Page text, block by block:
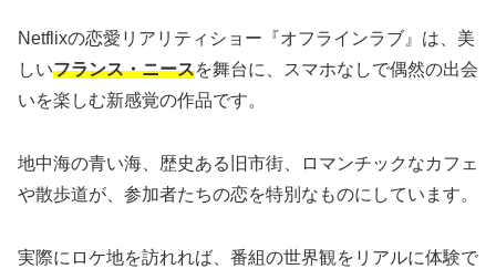
Netflixの恋愛リアリティショー『オフラインラブ』は、美
しいフランス・ニースを舞台に、スマホなしで偶然の出会
いを楽しむ新感覚の作品です。
地中海の青い海、歴史ある旧市街、ロマンチックなカフェ
や散歩道が、参加者たちの恋を特別なものにしています。
実際にロケ地を訪れれば、番組の世界観をリアルに体験で